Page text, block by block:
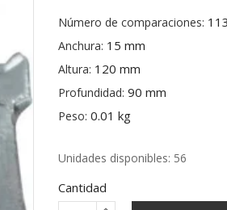
Número de comparaciones:
Anchura: 15 mm
Altura: 120 mm
Profundidad: 90 mm
Peso: 0.01 kg
Unidades disponibles: 56
Cantidad